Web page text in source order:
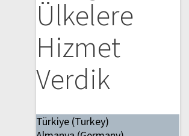
Ülkelere
Hizmet
Verdik
Türkiye (Turkey)